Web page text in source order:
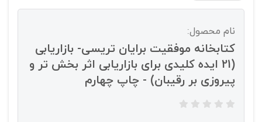
نام محصول:
کتابخانه موفقیت برایان تریسی- بازاریابی
(21 ایده کلیدی برای بازاریابی اثر بخش تر و
پیروزی بر رقیبان) - چاپ چهارم